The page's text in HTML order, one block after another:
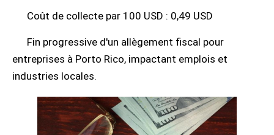
Coût de collecte par 100 USD : 0,49 USD
Fin progressive d'un allègement fiscal pour
entreprises à Porto Rico, impactant emplois et
industries locales.